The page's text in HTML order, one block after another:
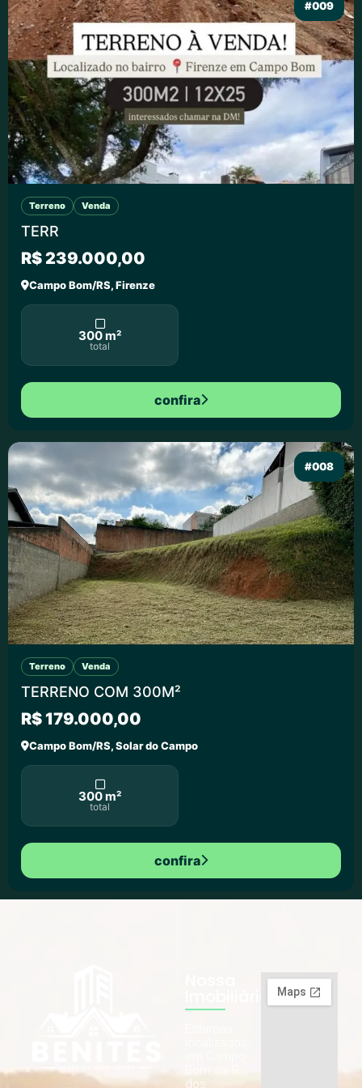
#009
Terreno Venda
TERR
R$ 239.000,00
Campo Bom/RS, Firenze
300 m²
total
confira
#008
Terreno Venda
TERRENO COM 300M²
R$ 179.000,00
Campo Bom/RS, Solar do Campo
300 m²
total
confira
dos